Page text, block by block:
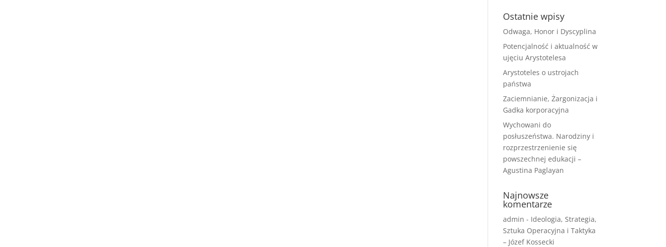
Ostatnie wpisy
Odwaga, Honor i Dyscyplina
Potencjalność i aktualność w
ujęciu Arystotelesa
Arystoteles o ustrojach
państwa
Zaciemnianie, Żargonizacja i
Gadka korporacyjna
Wychowani do
posłuszeństwa. Narodziny i
rozprzestrzenienie się
powszechnej edukacji –
Agustina Paglayan
Najnowsze
komentarze
admin - Ideologia, Strategia,
Sztuka Operacyjna i Taktyka
– Józef Kossecki